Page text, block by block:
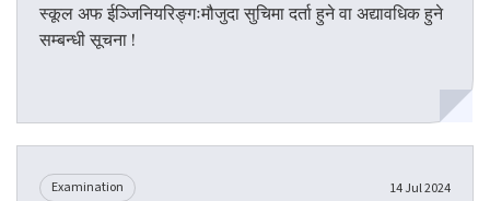
स्कूल अफ ईञ्जिनियरिङ्गःमौजुदा सुचिमा दर्ता हुने वा अद्यावधिक हुने
सम्बन्धी सूचना !
Examination 14 Jul 2024